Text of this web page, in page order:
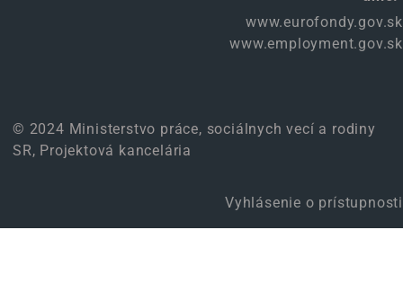
www.eurofondy.gov.sk
www.employment.gov.sk
© 2024 Ministerstvo práce, sociálnych vecí a rodiny
SR, Projektová kancelária
Vyhlásenie o prístupnosti